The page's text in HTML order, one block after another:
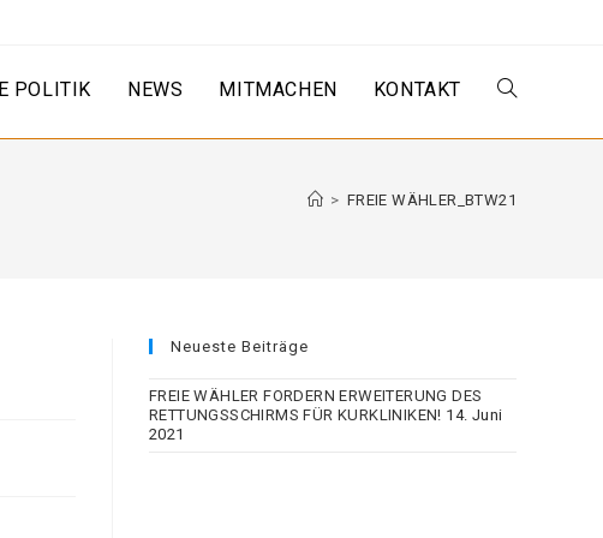
POLITIK NEWS MITMACHEN KONTAKT Website-
> FREIE WÄHLER_BTW21
Neueste Beiträge
FREIE WÄHLER FORDERN ERWEITERUNG DES
RETTUNGSSCHIRMS FÜR KURKLINIKEN! 14. Juni
2021